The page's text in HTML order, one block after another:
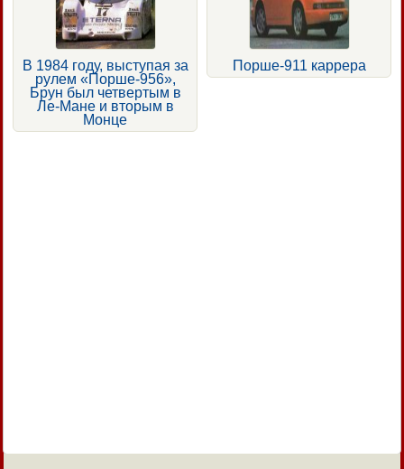
В 1984 году, выступая за
рулем «Порше-956»,
Брун был четвертым в
Ле-Мане и вторым в
Монце
Порше-911 каррера